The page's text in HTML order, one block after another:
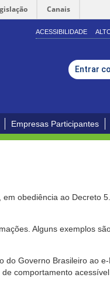
Canais
ACESSIBILIDADE
Entrar
Empresas Participantes
obediência ao Decreto
Alguns exemplos
do Governo Brasileiro ao e-
comportamento